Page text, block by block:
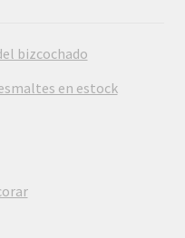
bizcochado
en estock